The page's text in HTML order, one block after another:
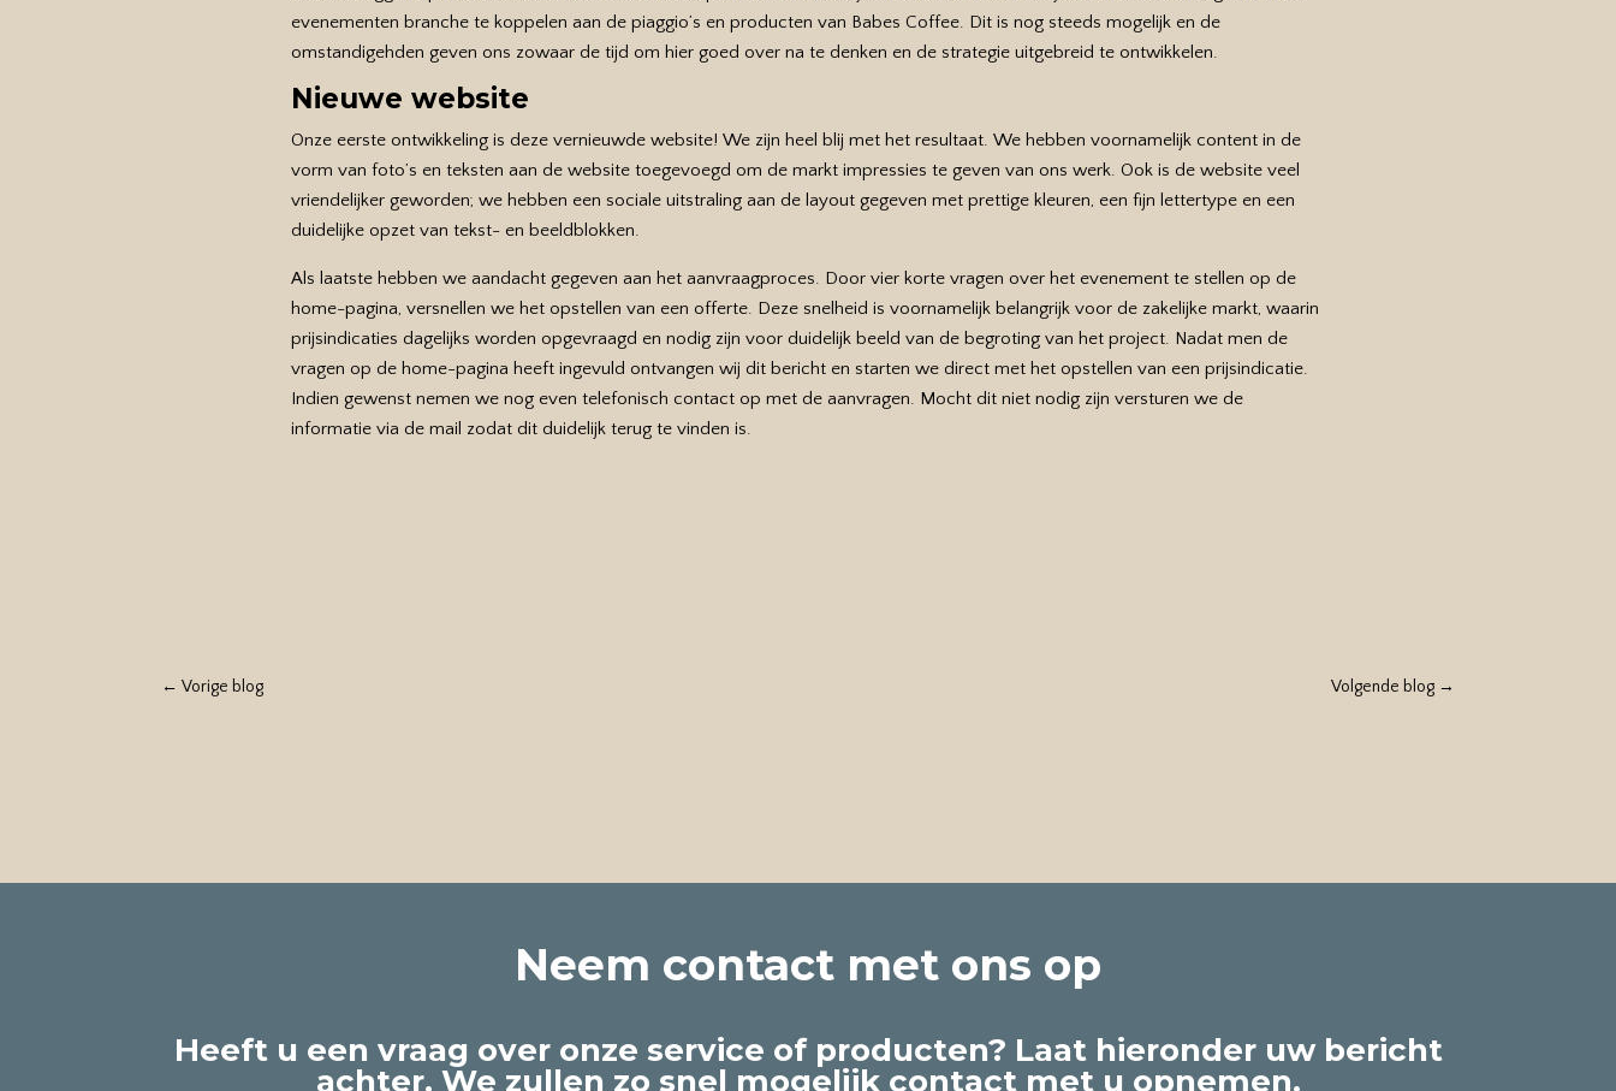
evenementen branche te koppelen aan de piaggio’s en producten van Babes Coffee. Dit is nog steeds mogelijk en de
omstandigehden geven ons zowaar de tijd om hier goed over na te denken en de strategie uitgebreid te ontwikkelen.
Nieuwe website
Onze eerste ontwikkeling is deze vernieuwde website! We zijn heel blij met het resultaat. We hebben voornamelijk content in de
vorm van foto’s en teksten aan de website toegevoegd om de markt impressies te geven van ons werk. Ook is de website veel
vriendelijker geworden; we hebben een sociale uitstraling aan de layout gegeven met prettige kleuren, een fijn lettertype en een
duidelijke opzet van tekst- en beeldblokken.
Als laatste hebben we aandacht gegeven aan het aanvraagproces. Door vier korte vragen over het evenement te stellen op de
home-pagina, versnellen we het opstellen van een offerte. Deze snelheid is voornamelijk belangrijk voor de zakelijke markt, waarin
prijsindicaties dagelijks worden opgevraagd en nodig zijn voor duidelijk beeld van de begroting van het project. Nadat men de
vragen op de home-pagina heeft ingevuld ontvangen wij dit bericht en starten we direct met het opstellen van een prijsindicatie.
Indien gewenst nemen we nog even telefonisch contact op met de aanvragen. Mocht dit niet nodig zijn versturen we de
informatie via de mail zodat dit duidelijk terug te vinden is.
←Vorige blog Volgende blog→
Neem contact met ons op
Heeft u een vraag over onze service of producten? Laat hieronder uw bericht
achter. We zullen zo snel mogelijk contact met u opnemen.